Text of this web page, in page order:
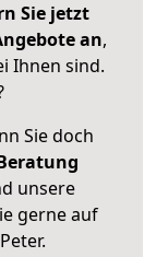
Sie jetzt
an,
Ihnen sind.
Sie doch
unsere
gerne auf